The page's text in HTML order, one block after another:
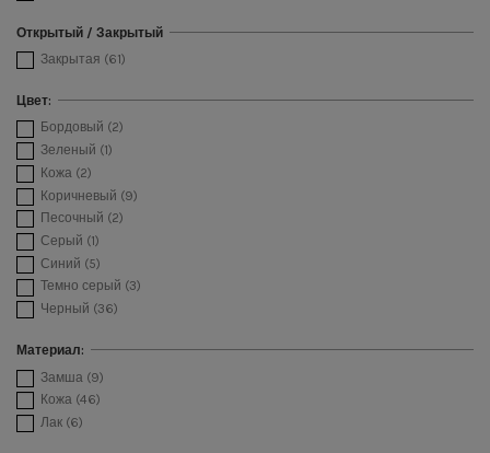
Открытый / Закрытый
Закрытая (61)
Цвет:
Бордовый (2)
Зеленый (1)
Кожа (2)
Коричневый (9)
Песочный (2)
Серый (1)
Синий (5)
Темно серый (3)
Черный (36)
Материал:
Замша (9)
Кожа (46)
Лак (6)